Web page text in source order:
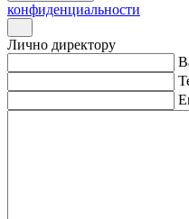
конфиденциальности
Лично директору